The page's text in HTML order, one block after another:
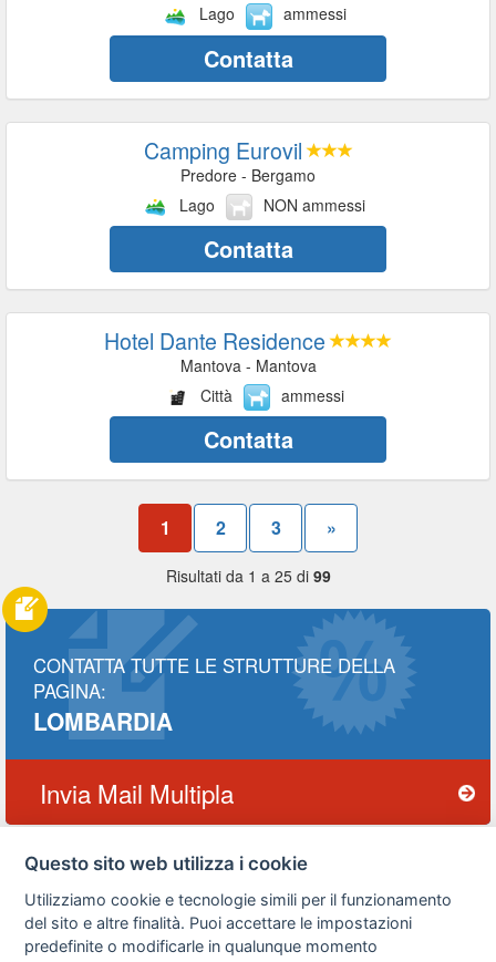
Lago
ammessi
Contatta
Camping Eurovil
Predore - Bergamo
Lago
NON ammessi
Contatta
Hotel Dante Residence
Mantova - Mantova
Città
ammessi
Contatta
1 2 3 »
Risultati da 1 a 25 di 99
CONTATTA TUTTE LE STRUTTURE DELLA
PAGINA:
LOMBARDIA
Invia Mail Multipla
Privacy
policy
Avviso
legale
Scrivici
Questo sito web utilizza i cookie
Utilizziamo cookie e tecnologie simili per il funzionamento
del sito e altre finalità. Puoi accettare le impostazioni
predefinite o modificarle in qualunque momento